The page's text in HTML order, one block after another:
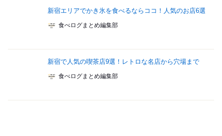
新宿エリアでかき氷を食べるならココ！人気のお店6選
食べログまとめ編集部
新宿で人気の喫茶店9選！レトロな名店から穴場まで
食べログまとめ編集部